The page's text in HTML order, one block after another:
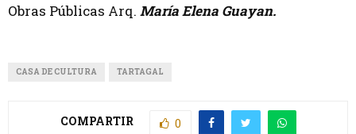
Obras Públicas Arq. María Elena Guayan.
CASA DE CULTURA TARTAGAL
COMPARTIR 0